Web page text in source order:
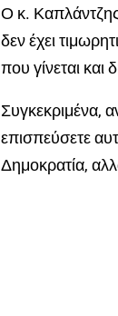
Ο κ. Καπλάντζης
δεν έχει
που γίνεται
Συγκεκριμένα,
επισπεύσετε
Δημοκρατία,